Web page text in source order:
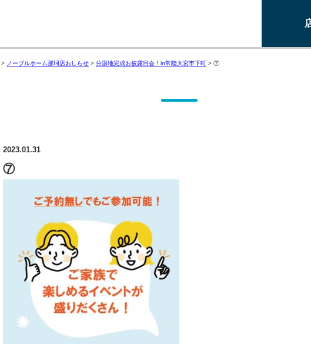
> ノーブルホーム那珂店おしらせ > 分譲地完成お披露目会！in常陸大宮市下町 > ⑦
2023.01.31
⑦